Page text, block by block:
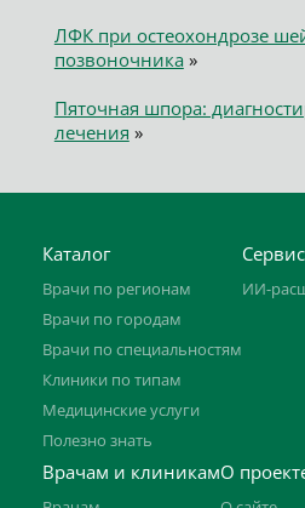
ЛФК при остеохондрозе
позвоночника»
Пяточная шпора:
лечения »
Каталог
Врачи по регионам
Врачи по городам
Врачи по специальностям
Клиники по типам
Медицинские услуги
Полезно знать
ИИ-
Врачам и клиникамО